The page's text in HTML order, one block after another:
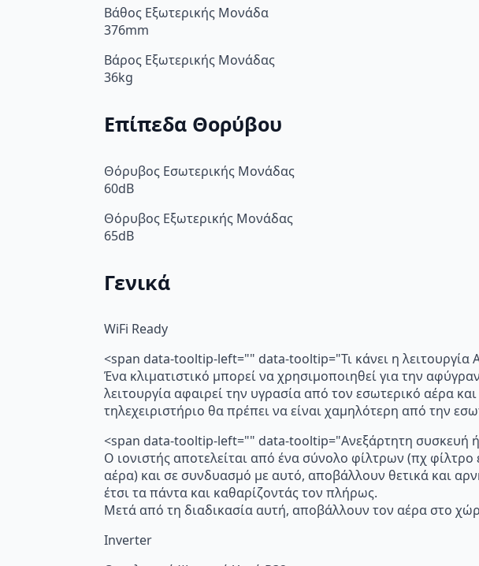
Βάθος Εξωτερικής Μονάδα
376mm
Βάρος Εξωτερικής Μονάδας
36kg
Επίπεδα Θορύβου
Θόρυβος Εσωτερικής Μονάδας
60dB
Θόρυβος Εξωτερικής Μονάδας
65dB
Γενικά
WiFi Ready
<span data-tooltip-left="" data-tooltip="Τι κάνει η λειτουργία
Ένα κλιματιστικό μπορεί να χρησιμοποιηθεί για την
λειτουργία αφαιρεί την υγρασία από τον εσωτερικό αέρα
τηλεχειριστήριο θα πρέπει να είναι χαμηλότερη από την
<span data-tooltip-left="" data-tooltip="Ανεξάρτητη συσκευή
Ο ιονιστής αποτελείται από ένα σύνολο φίλτρων (πχ
αέρα) και σε συνδυασμό με αυτό, αποβάλλουν θετικά και
έτσι τα πάντα και καθαρίζοντάς τον πλήρως.
Μετά από τη διαδικασία αυτή, αποβάλλουν τον αέρα στο
Inverter